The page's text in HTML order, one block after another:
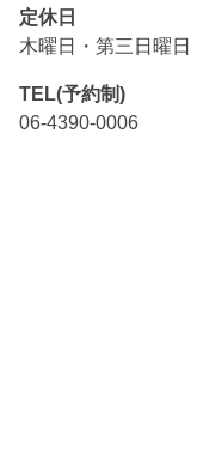
定休日
木曜日・第三日曜日
TEL(予約制)
06-4390-0006